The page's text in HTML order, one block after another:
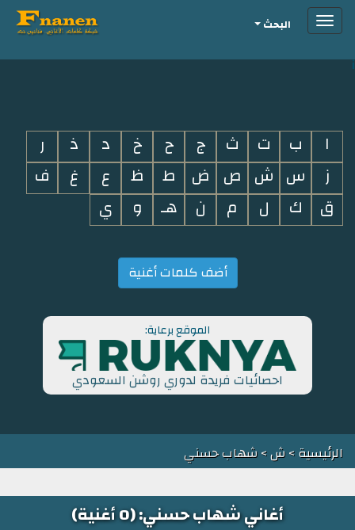
i
Toggleالبحث
ا ب ت ث ج ح خ د ذ
ر
ز
س ش ص ض ط ظ ع غ
ف
ق
ك ل م ن هـ و ي
أضف كلمات أغنية
الموقع برعاية:
احصائيات فريدة لدوري روشن السعودي
الرئيسية>ش> شهاب حسني
أغاني شهاب حسني: (0 أغنية)